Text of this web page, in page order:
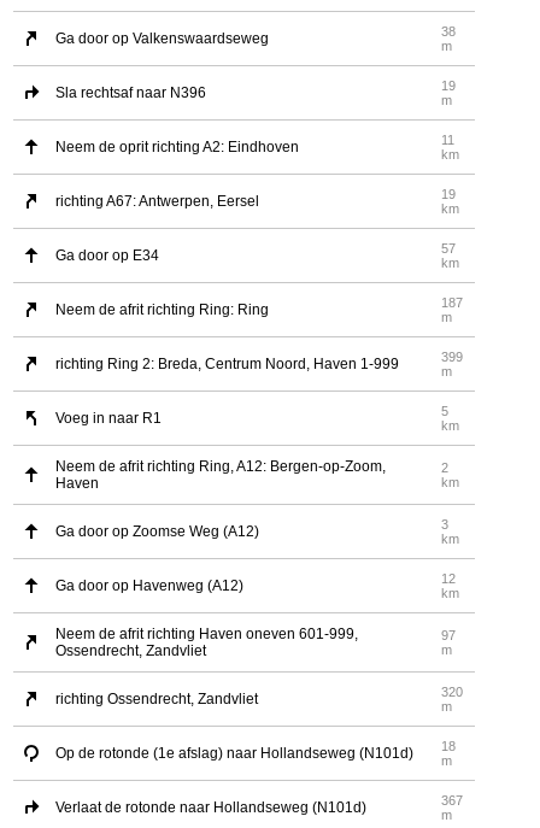
Ga door op Valkenswaardseweg
38
m
Sla rechtsaf naar N396
19
m
Neem de oprit richting A2: Eindhoven
11
km
richting A67: Antwerpen, Eersel
19
km
Ga door op E34
57
km
Neem de afrit richting Ring: Ring
187
m
richting Ring 2: Breda, Centrum Noord, Haven 1-999
399
m
Voeg in naar R1
5
km
Neem de afrit richting Ring, A12: Bergen-op-Zoom,
Haven
2
km
Ga door op Zoomse Weg (A12)
3
km
Ga door op Havenweg (A12)
12
km
Neem de afrit richting Haven oneven 601-999,
Ossendrecht, Zandvliet
97
m
richting Ossendrecht, Zandvliet
320
m
Op de rotonde (1e afslag) naar Hollandseweg (N101d)
18
m
Verlaat de rotonde naar Hollandseweg (N101d)
367
m